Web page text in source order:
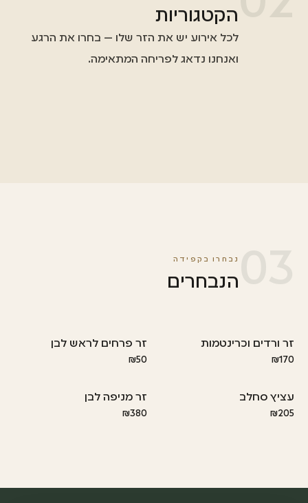
הקטגוריות
לכל אירוע יש את הזר שלו — בחרו את הרגע
ואנחנו נדאג לפריחה המתאימה.
נבחרו בקפידה
הנבחרים
מומלץ!
זר ורדים וכרינטמות
₪170
מומלץ!
זר פרחים לראש לבן
₪50
מומלץ!
עציץ סחלב
₪205
מומלץ
זר מניפה לבן
₪380